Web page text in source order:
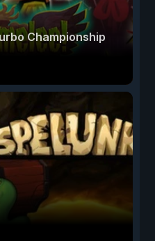
Championship